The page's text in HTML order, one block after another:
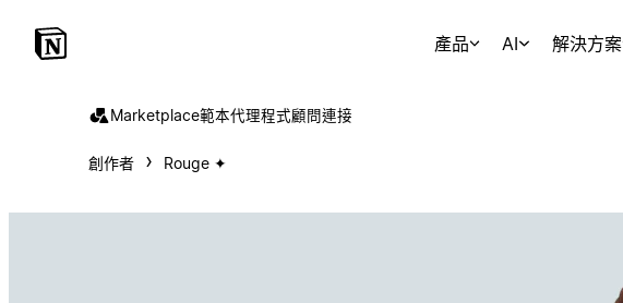
產品 AI 解決方案
Marketplace範本代理程式顧問連接
創作者 Rouge ✦